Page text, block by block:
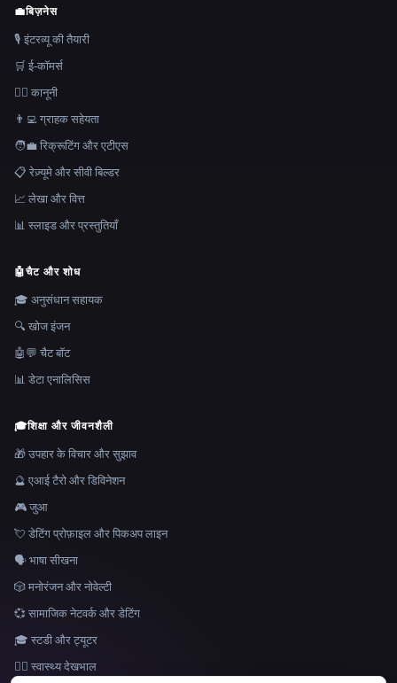
भाषा
💼बिज़नेस
🎙️ इंटरव्यू की तैयारी
🛒 ई-कॉमर्स
👩‍⚖️ कानूनी
👨‍💻 ग्राहक सहेयता
🧑‍💼 रिक्रूटिंग और एटीएस
📋 रेज़्यूमे और सीवी बिल्डर
📈 लेखा और वित्त
📊 स्लाइड और प्रस्तुतियाँ
🤖चैट और शोध
🎓 अनुसंधान सहायक
🔍 खोज इंजन
🤖💬 चैट बॉट
📊 डेटा एनालिसिस
🎓शिक्षा और जीवनशैली
🎁 उपहार के विचार और सुझाव
🔮 एआई टैरो और डिविनेशन
🎮 जुआ
💘 डेटिंग प्रोफ़ाइल और पिकअप लाइन
🗣️ भाषा सीखना
🎲 मनोरंजन और नोवेल्टी
💞 सामाजिक नेटवर्क और डेटिंग
🎓 स्टडी और ट्यूटर
👩‍⚕️ स्वास्थ्य देखभाल